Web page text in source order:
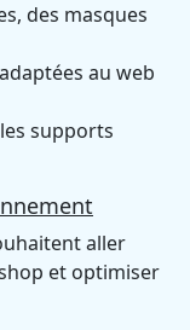
des masques
au web
supports
aller
et optimiser